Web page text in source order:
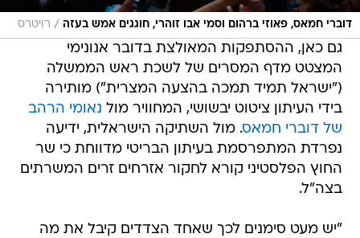
דוברי חמאס, פאוזי ברהום וסמי אבו זוהרי, חוגגים אמש בעזה / רויטרס
גם כאן, ההסתפקות המאולצת בדובר אנונימי
המצטט מדף המסרים של לשכת ראש הממשלה
("ישראל תמיד תמכה בהצעה המצרית") מותירה
בידי העיתון ציטוט יבשושי, המחוויר מול נאומי הרהב
של דוברי חמאס. מול השתיקה הישראלית, ידיעה
נפרדת המתפרסמת בעיתון הבריטי מדווחת כי שר
החוץ הפלסטיני קורא לחקור אזרחים זרים המשרתים
בצה"ל.
"יש מעט סימנים לכך שאחד הצדדים קיבל את מה